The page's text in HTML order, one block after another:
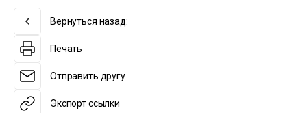
Вернуться назад:
Печать
Отправить другу
Экспорт ссылки